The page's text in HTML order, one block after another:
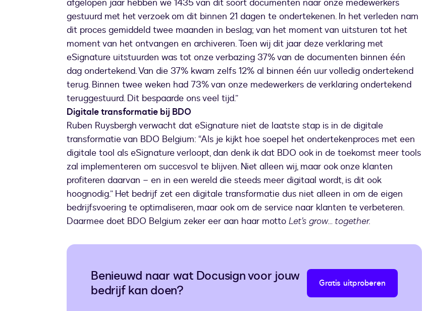
afgelopen jaar hebben we 1435 van dit soort documenten naar onze medewerkers
gestuurd met het verzoek om dit binnen 21 dagen te ondertekenen. In het verleden nam
dit proces gemiddeld twee maanden in beslag; van het moment van uitsturen tot het
moment van het ontvangen en archiveren. Toen wij dit jaar deze verklaring met
eSignature uitstuurden was tot onze verbazing 37% van de documenten binnen één
dag ondertekend. Van die 37% kwam zelfs 12% al binnen één uur volledig ondertekend
terug. Binnen twee weken had 73% van onze medewerkers de verklaring ondertekend
teruggestuurd. Dit bespaarde ons veel tijd.”
Digitale transformatie bij BDO
Ruben Ruysbergh verwacht dat eSignature niet de laatste stap is in de digitale
transformatie van BDO Belgium: “Als je kijkt hoe soepel het ondertekenproces met een
digitale tool als eSignature verloopt, dan denk ik dat BDO ook in de toekomst meer tools
zal implementeren om succesvol te blijven. Niet alleen wij, maar ook onze klanten
profiteren daarvan – en in een wereld die steeds meer digitaal wordt, is dit ook
hoognodig.” Het bedrijf zet een digitale transformatie dus niet alleen in om de eigen
bedrijfsvoering te optimaliseren, maar ook om de service naar klanten te verbeteren.
Daarmee doet BDO Belgium zeker eer aan haar motto Let’s grow… together.
Benieuwd naar wat Docusign voor jouw
bedrijf kan doen?
Gratis uitproberen